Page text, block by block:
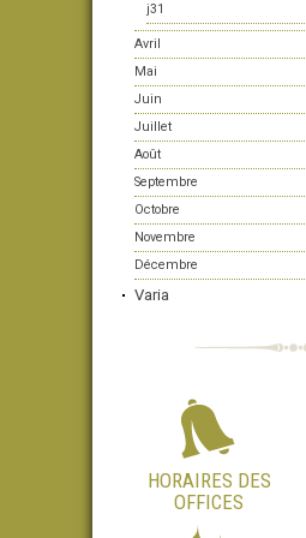
j31
Avril
Mai
Juin
Juillet
Août
Septembre
Octobre
Novembre
Décembre
Varia
HORAIRES DES
OFFICES